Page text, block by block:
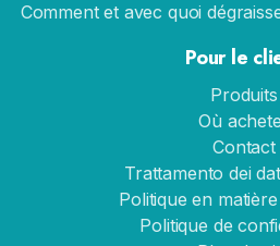
Comment et avec quoi
Pour le
Produits
Où
Contact
Trattamento dei
Politique en
Politique de